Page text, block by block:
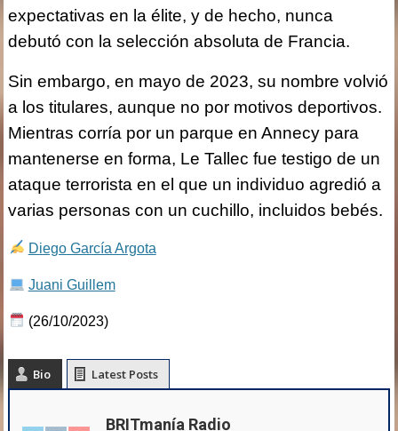
expectativas en la élite, y de hecho, nunca
debutó con la selección absoluta de Francia.
Sin embargo, en mayo de 2023, su nombre volvió
a los titulares, aunque no por motivos deportivos.
Mientras corría por un parque en Annecy para
mantenerse en forma, Le Tallec fue testigo de un
ataque terrorista en el que un individuo agredió a
varias personas con un cuchillo, incluidos bebés.
Diego García Argota
Juani Guillem
(26/10/2023)
Bio Latest Posts
BRITmanía Radio